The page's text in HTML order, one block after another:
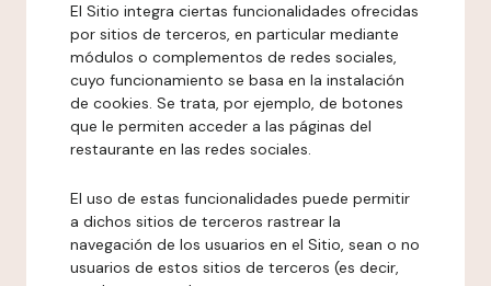
El Sitio integra ciertas funcionalidades ofrecidas
por sitios de terceros, en particular mediante
módulos o complementos de redes sociales,
cuyo funcionamiento se basa en la instalación
de cookies. Se trata, por ejemplo, de botones
que le permiten acceder a las páginas del
restaurante en las redes sociales.
El uso de estas funcionalidades puede permitir
a dichos sitios de terceros rastrear la
navegación de los usuarios en el Sitio, sean o no
usuarios de estos sitios de terceros (es decir,